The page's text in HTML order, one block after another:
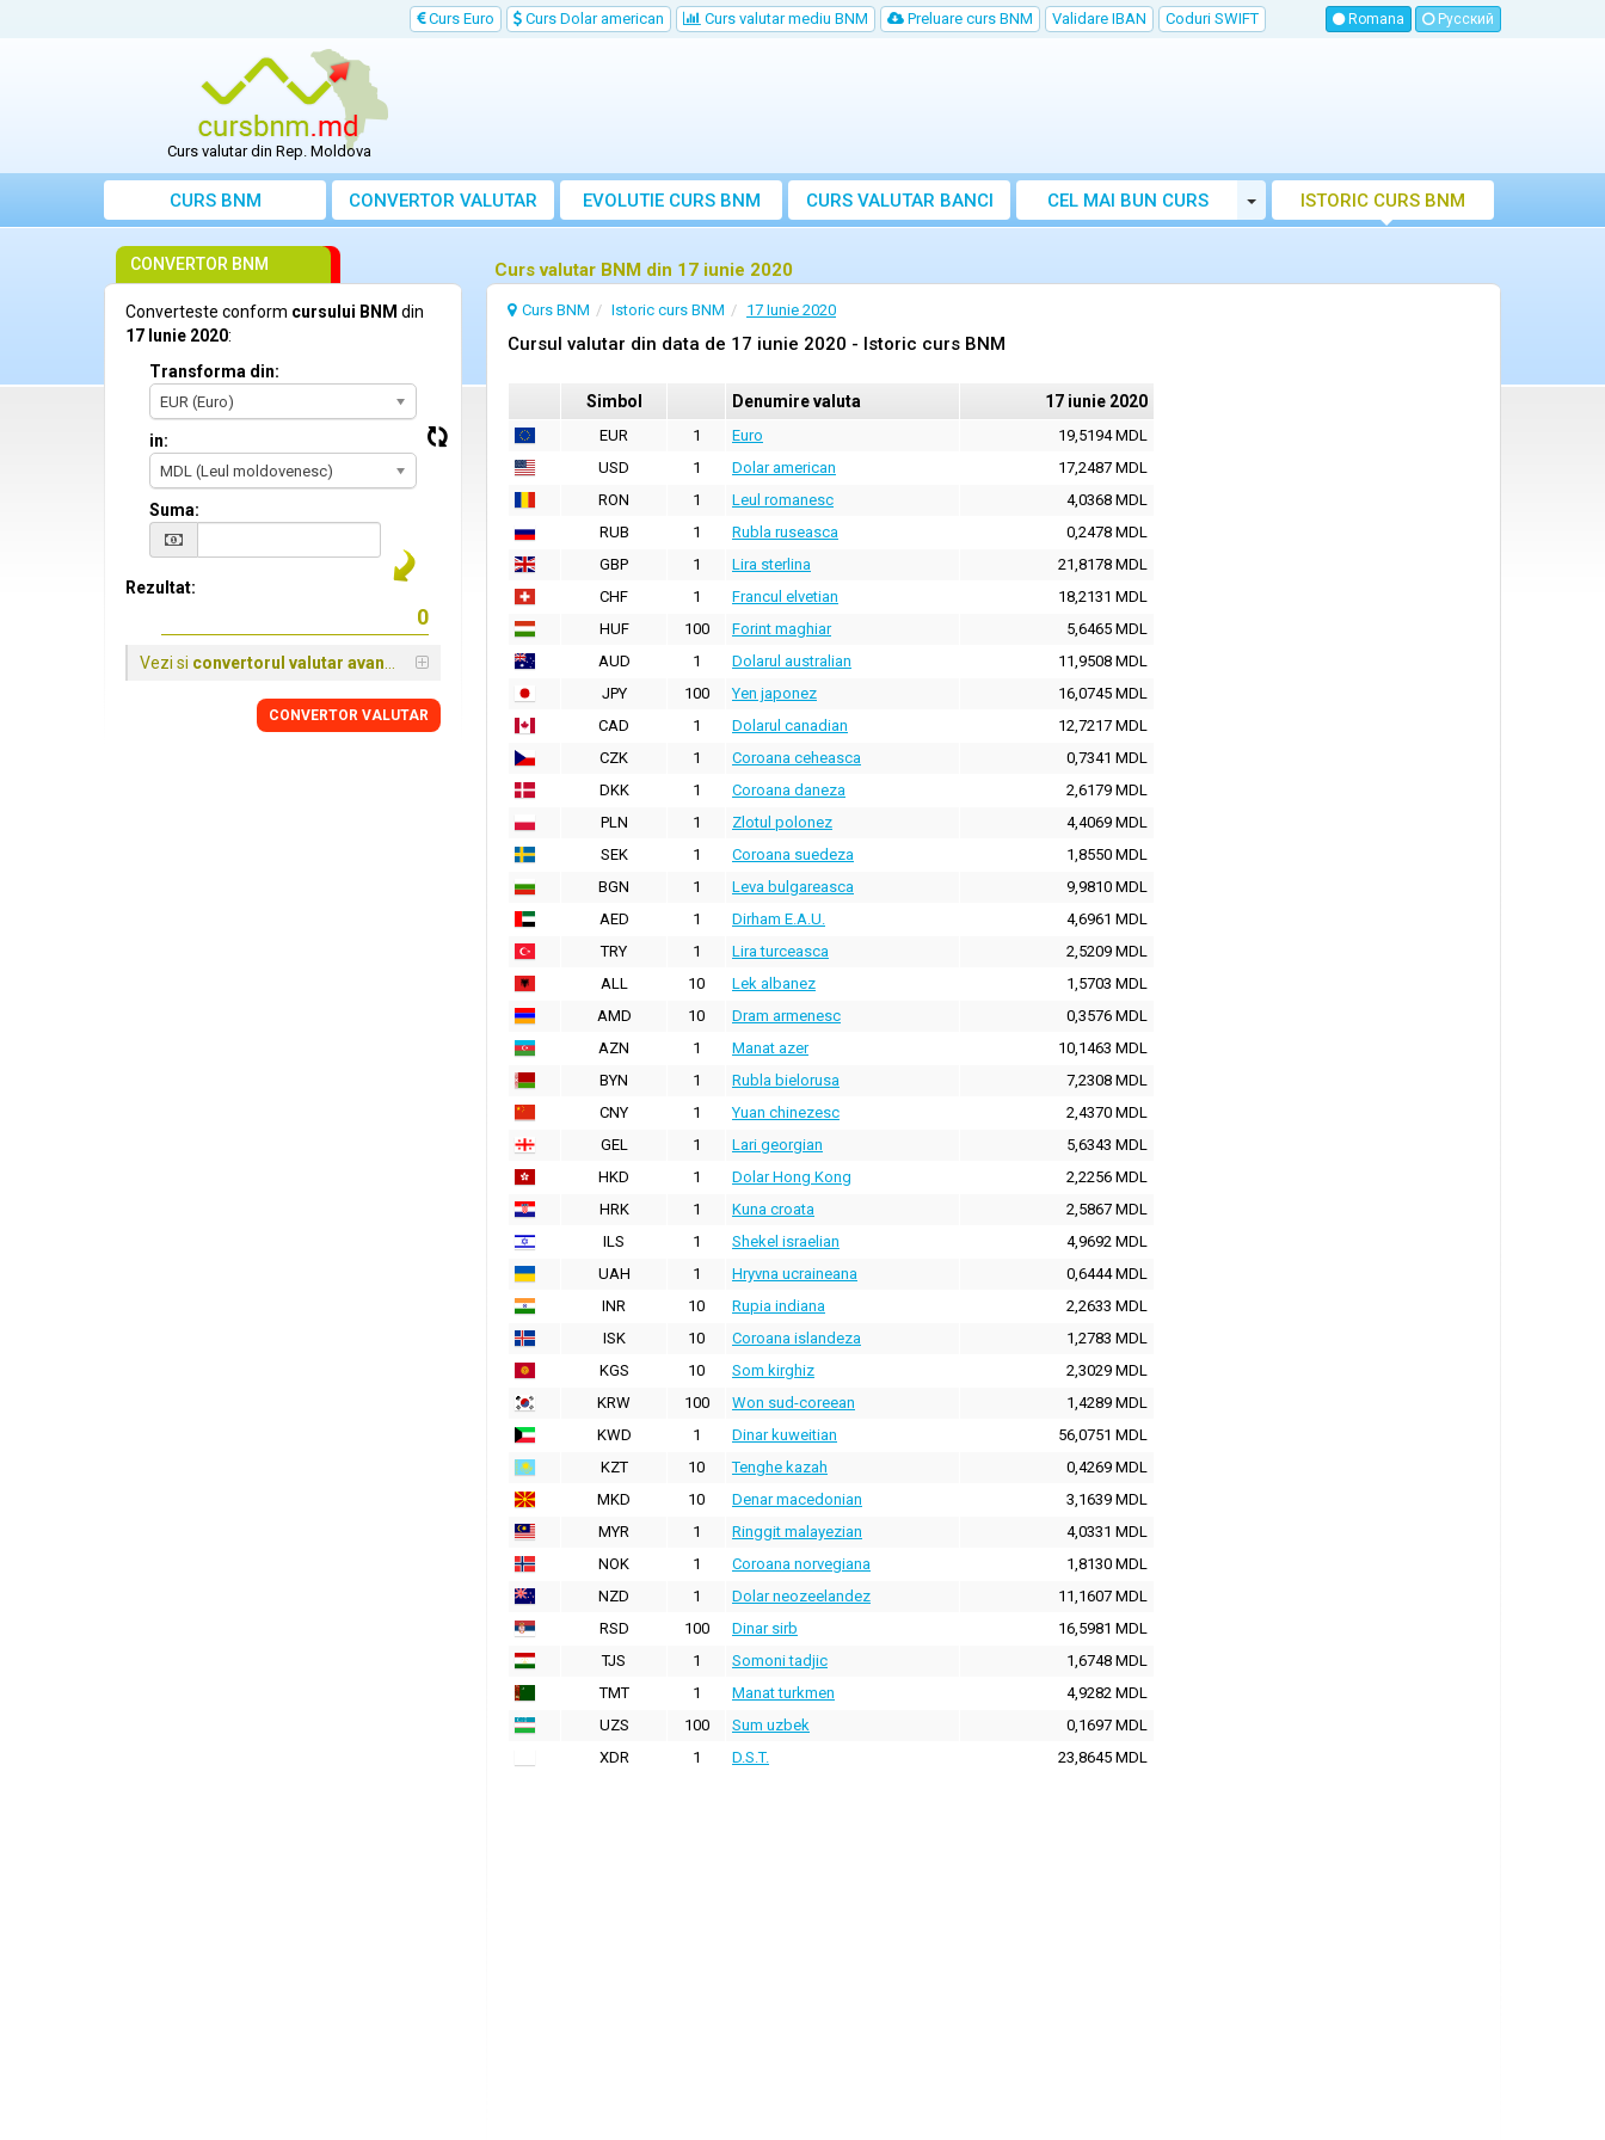
Curs Euro Curs Dolar american Curs valutar mediu BNM Preluare curs BNM Validare IBAN Coduri SWIFT Romana Русский
Curs valutar din Rep. Moldova
CURS BNM CONVERTOR VALUTAR EVOLUTIE CURS BNM CURS VALUTAR BANCI
CEL MAI BUN CURS
VALUTAR MOLDOVA
Toggle Dropdown
ISTORIC CURS BNM
Curs valutar BNM din 17 iunie 2020
Curs BNM Istoric curs BNM 17 Iunie 2020
Cursul valutar din data de 17 iunie 2020 - Istoric curs BNM
Simbol Denumire valuta 17 iunie 2020
EUR 1 Euro
19,5194 MDL
USD
1 Dolar american
17,2487 MDL
RON
1 Leul romanesc
4,0368 MDL
RUB
1 Rubla ruseasca
0,2478 MDL
GBP
1 Lira sterlina
21,8178 MDL
CHF
1 Francul elvetian
18,2131 MDL
HUF
100 Forint maghiar
5,6465 MDL
AUD
1 Dolarul australian
11,9508 MDL
JPY
100 Yen japonez
16,0745 MDL
CAD
1 Dolarul canadian
12,7217 MDL
CZK
1 Coroana ceheasca
0,7341 MDL
DKK
1 Coroana daneza
2,6179 MDL
PLN
1 Zlotul polonez
4,4069 MDL
SEK
1 Coroana suedeza
1,8550 MDL
BGN
1 Leva bulgareasca
9,9810 MDL
AED
1 Dirham E.A.U.
4,6961 MDL
TRY
1 Lira turceasca
2,5209 MDL
ALL
10 Lek albanez
1,5703 MDL
AMD
10 Dram armenesc
0,3576 MDL
AZN
1 Manat azer
10,1463 MDL
BYN
1 Rubla bielorusa
7,2308 MDL
CNY
1 Yuan chinezesc
2,4370 MDL
GEL
1 Lari georgian
5,6343 MDL
HKD
1 Dolar Hong Kong
2,2256 MDL
HRK
1 Kuna croata
2,5867 MDL
ILS
1 Shekel israelian
4,9692 MDL
UAH
1 Hryvna ucraineana
0,6444 MDL
INR
10 Rupia indiana
2,2633 MDL
ISK
10 Coroana islandeza
1,2783 MDL
KGS
10 Som kirghiz
2,3029 MDL
KRW
100 Won sud-coreean
1,4289 MDL
KWD
1 Dinar kuweitian
56,0751 MDL
KZT
10 Tenghe kazah
0,4269 MDL
MKD
10 Denar macedonian
3,1639 MDL
MYR
1 Ringgit malayezian
4,0331 MDL
NOK
1 Coroana norvegiana
1,8130 MDL
NZD
1 Dolar neozeelandez
11,1607 MDL
RSD
100 Dinar sirb
16,5981 MDL
TJS
1 Somoni tadjic
1,6748 MDL
TMT
1 Manat turkmen
4,9282 MDL
UZS
100 Sum uzbek
0,1697 MDL
XDR
1 D.S.T. 23,8645 MDL
CONVERTOR BNM
Converteste conform cursului BNM din
17 Iunie 2020:
Transforma din:
EUR (Euro)
in:
MDL (Leul moldovenesc)
Suma:
Rezultat:
Vezi si convertorul valutar avansat
CONVERTOR VALUTAR